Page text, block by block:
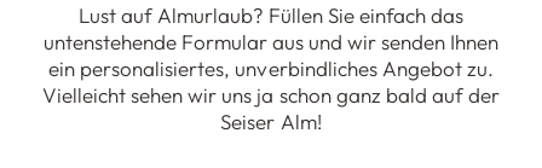
Lust auf Almurlaub? Füllen Sie einfach das
untenstehende Formular aus und wir senden Ihnen
ein personalisiertes, unverbindliches Angebot zu.
Vielleicht sehen wir uns ja schon ganz bald auf der
Seiser Alm!